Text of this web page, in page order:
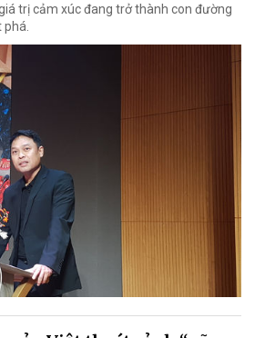
trị cảm xúc đang trở thành con đường